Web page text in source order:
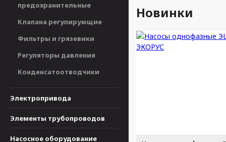
предохранительные
Клапана регулирующие
Фильтры и грязевики
Регуляторы давления
Конденсатоотводчики
Электропривода
Элементы трубопроводов
Насосное оборудование
Новинки